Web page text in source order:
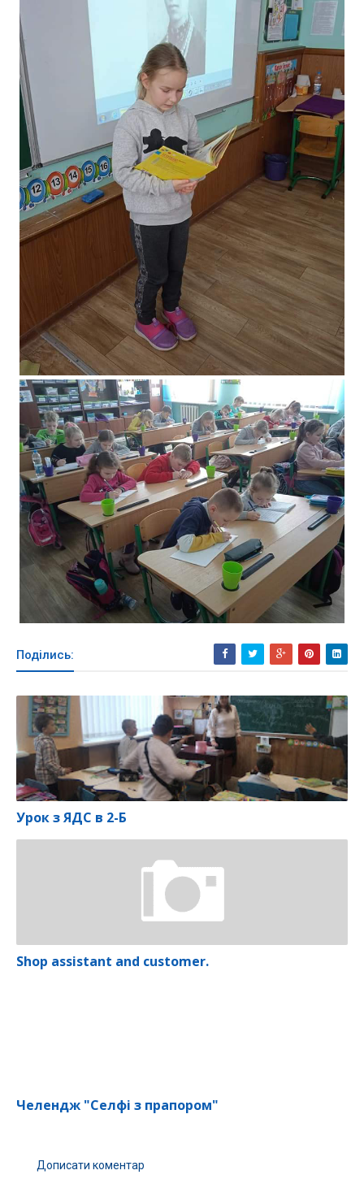
Поділись:
Урок з ЯДС в 2-Б
Shop assistant and customer.
Челендж "Селфі з прапором"
Дописати коментар